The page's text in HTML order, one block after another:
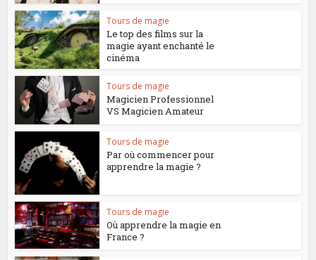
Tours de magie
Le top des films sur la
magie ayant enchanté le
cinéma
Tours de magie
Magicien Professionnel
VS Magicien Amateur
Tours de magie
Par où commencer pour
apprendre la magie ?
Tours de magie
Où apprendre la magie en
France ?